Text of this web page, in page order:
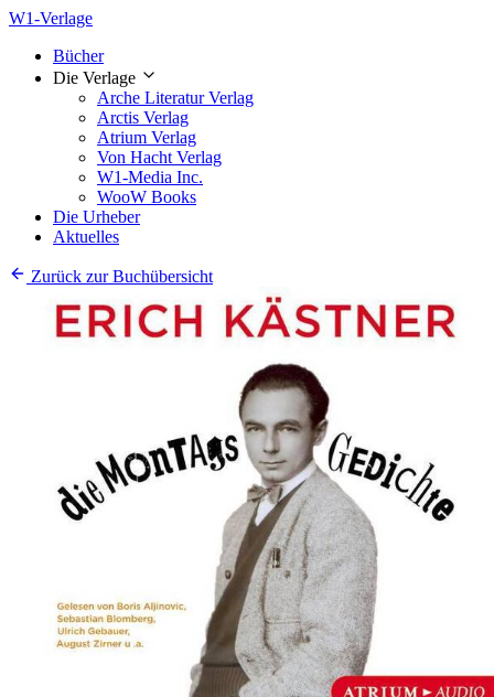
W1-Verlage
Bücher
Die Verlage
Arche Literatur Verlag
Arctis Verlag
Atrium Verlag
Von Hacht Verlag
W1-Media Inc.
WooW Books
Die Urheber
Aktuelles
Zurück zur Buchübersicht